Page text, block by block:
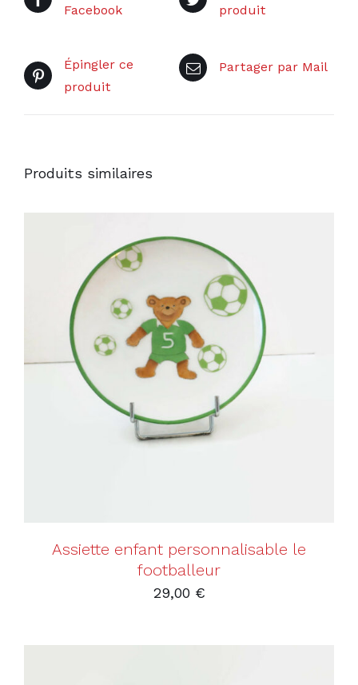
Facebook produit
Épingler ce
produit
Partager par Mail
Produits similaires
AJOUTER AU PANIER / DÉTAILS
Assiette enfant personnalisable le
footballeur
29,00 €